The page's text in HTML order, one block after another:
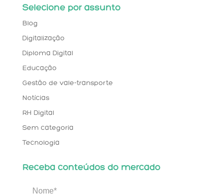
Selecione por assunto
Blog
Digitalização
Diploma Digital
Educação
Gestão de vale-transporte
Notícias
RH Digital
Sem categoria
Tecnologia
Receba conteúdos do mercado
Nome*